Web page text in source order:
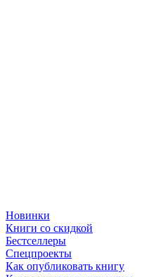
Новинки
Книги со скидкой
Бестселлеры
Спецпроекты
Как опубликовать книгу